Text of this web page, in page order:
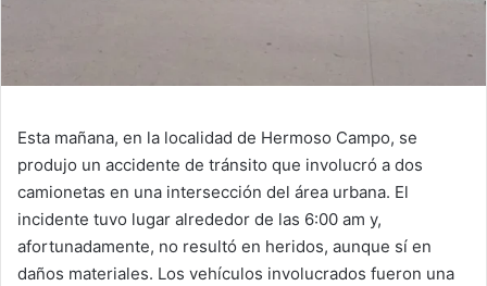
Esta mañana, en la localidad de Hermoso Campo, se
produjo un accidente de tránsito que involucró a dos
camionetas en una intersección del área urbana. El
incidente tuvo lugar alrededor de las 6:00 am y,
afortunadamente, no resultó en heridos, aunque sí en
daños materiales. Los vehículos involucrados fueron una